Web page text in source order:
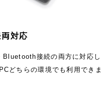
対応
接続の両方に対応し
どちらの環境でも利用できま